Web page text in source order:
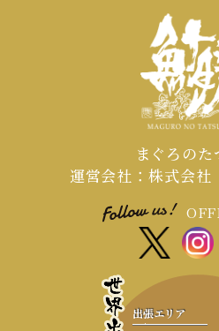
グ＆サプライズ入
め、「共同作業と
主役になり、「ラ
カタルシスを提供
まぐろのた
運営会社：株式会社
出張エリア